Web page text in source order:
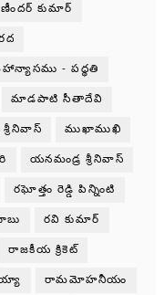
కుమార్
- పధ్ధతి
మాడపాటి సీతాదేవి
ముఖాముఖి
యనమండ్ర శ్రీనివాస్
రఘోత్తం రెడ్డి పిన్నింటి
రవి కుమార్
రాజకీయ క్రికెట్
రామమోహనీయం